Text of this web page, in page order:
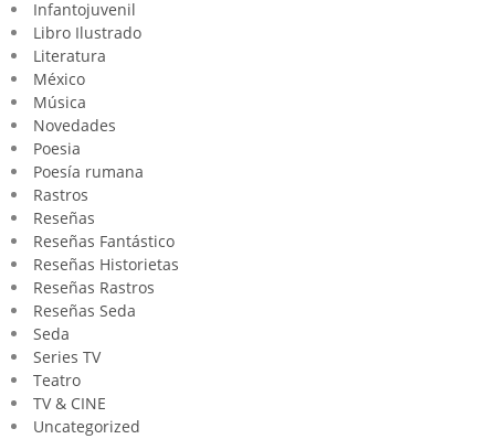
Infantojuvenil
Libro Ilustrado
Literatura
México
Música
Novedades
Poesia
Poesía rumana
Rastros
Reseñas
Reseñas Fantástico
Reseñas Historietas
Reseñas Rastros
Reseñas Seda
Seda
Series TV
Teatro
TV & CINE
Uncategorized